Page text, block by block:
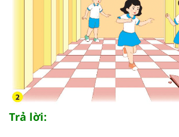
Trả lời: